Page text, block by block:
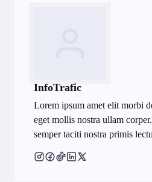
InfoTrafic
Lorem ipsum amet elit morbi
eget mollis nostra ullam
semper taciti nostra primis